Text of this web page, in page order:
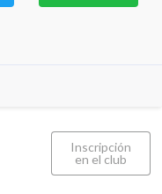
Inscripción
en el club